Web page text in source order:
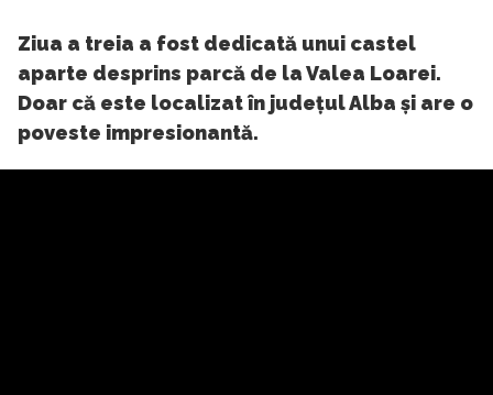
Ziua a treia a fost dedicată unui castel
aparte desprins parcă de la Valea Loarei.
Doar că este localizat în județul Alba și are o
poveste impresionantă.